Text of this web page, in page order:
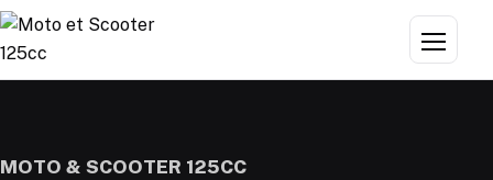
Aller au contenu
Menu
MOTO & SCOOTER 125CC